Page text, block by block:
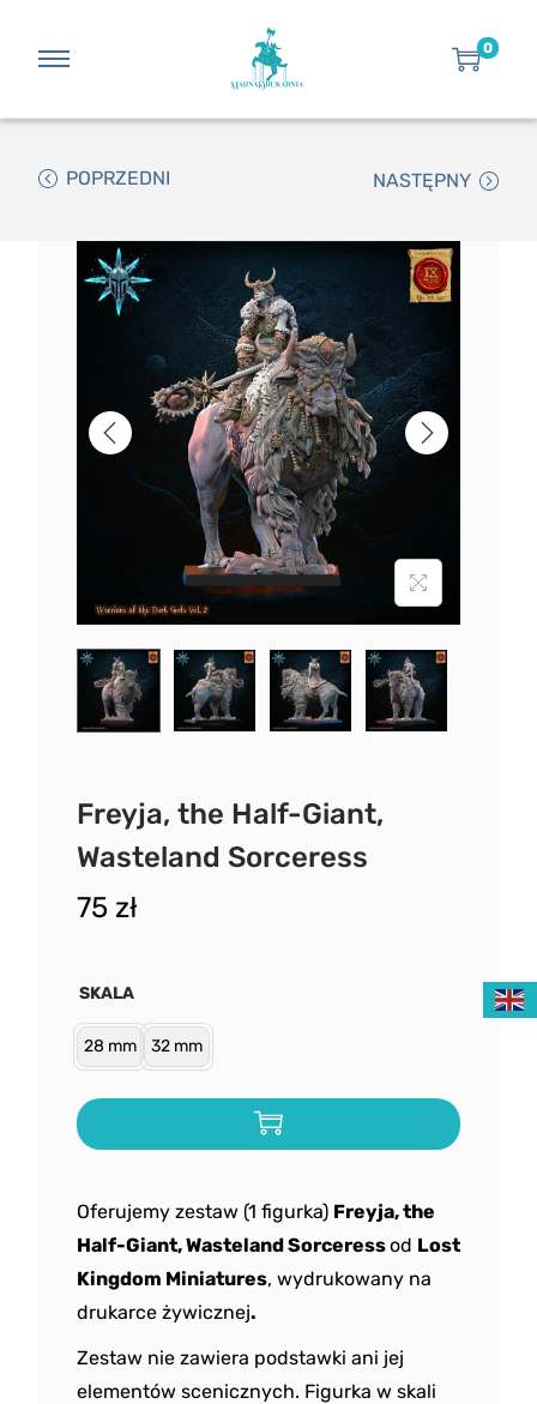
0
POPRZEDNI NASTĘPNY
Freyja, the Half-Giant,
Wasteland Sorceress
75 zł
Oferujemy zestaw (1 figurka) Freyja, the
Half-Giant, Wasteland Sorceressod Lost
Kingdom Miniatures, wydrukowany na
drukarce żywicznej.
Zestaw nie zawiera podstawki ani jej
elementów scenicznych. Figurka w skali
SKALA
28 mm 32 mm